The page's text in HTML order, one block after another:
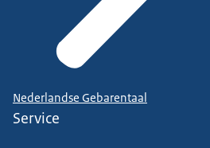
Nederlandse Gebarentaal
Service